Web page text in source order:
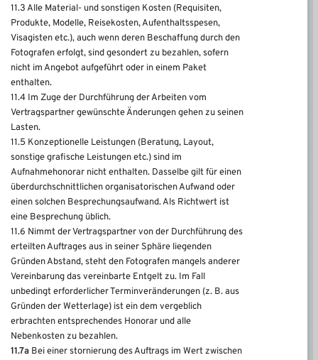
11.3 Alle Material- und sonstigen Kosten (Requisiten,
Produkte, Modelle, Reisekosten, Aufenthaltsspesen,
Visagisten etc.), auch wenn deren Beschaffung durch den
Fotografen erfolgt, sind gesondert zu bezahlen, sofern
nicht im Angebot aufgeführt oder in einem Paket
enthalten.
11.4 Im Zuge der Durchführung der Arbeiten vom
Vertragspartner gewünschte Änderungen gehen zu seinen
Lasten.
11.5 Konzeptionelle Leistungen (Beratung, Layout,
sonstige grafische Leistungen etc.) sind im
Aufnahmehonorar nicht enthalten. Dasselbe gilt für einen
überdurchschnittlichen organisatorischen Aufwand oder
einen solchen Besprechungsaufwand. Als Richtwert ist
eine Besprechung üblich.
11.6 Nimmt der Vertragspartner von der Durchführung des
erteilten Auftrages aus in seiner Sphäre liegenden
Gründen Abstand, steht den Fotografen mangels anderer
Vereinbarung das vereinbarte Entgelt zu. Im Fall
unbedingt erforderlicher Terminveränderungen (z. B. aus
Gründen der Wetterlage) ist ein dem vergeblich
erbrachten entsprechendes Honorar und alle
Nebenkosten zu bezahlen.
11.7a Bei einer stornierung des Auftrags im Wert zwischen